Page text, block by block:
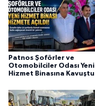
Patnos Şoförler ve
Otomobilciler Odası Yeni
Hizmet Binasına Kavuştu